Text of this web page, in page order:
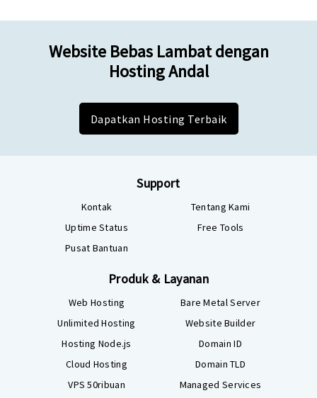
Website Bebas Lambat dengan
Hosting Andal
Dapatkan Hosting Terbaik
Support
Kontak
Uptime Status
Pusat Bantuan
Tentang Kami
Free Tools
Produk & Layanan
Web Hosting
Unlimited Hosting
Hosting Node.js
Cloud Hosting
VPS 50ribuan
Bare Metal Server
Website Builder
Domain ID
Domain TLD
Managed Services